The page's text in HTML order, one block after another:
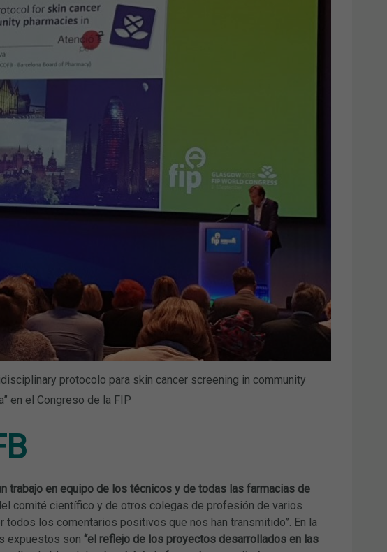
protocolo para skin cancer screening in community
en el Congreso de la FIP
trabajo en equipo de los técnicos y de todas las farmacias de
comité científico y de otros colegas de profesión de varios
los comentarios positivos que nos han transmitido”. En la
expuestos son “el reflejo de los proyectos desarrollados en las